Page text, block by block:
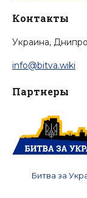
Контакты
Украина, Днипро
info@bitva.wiki
Партнеры
Битва за